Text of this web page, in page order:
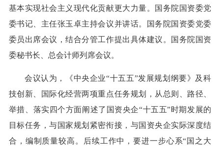
基本实现社会主义现代化贡献更大力量。国务院国资委党
委书记、主任张玉卓主持会议并讲话。国务院国资委党委
委员出席会议，结合分管工作提出具体建议。国务院国资
委秘书长、总会计师列席会议。
会议认为，《中央企业“十五五”发展规划纲要》及科
技创新、国际化经营两项重点任务规划，从总则、路径、
举措、落实四个方面阐述了国资央企“十五五”时期发展的
目标任务，与国家规划紧密衔接，与国资央企实际深度结
合，编制质量较高。后续工作中，要进一步心系“国之大